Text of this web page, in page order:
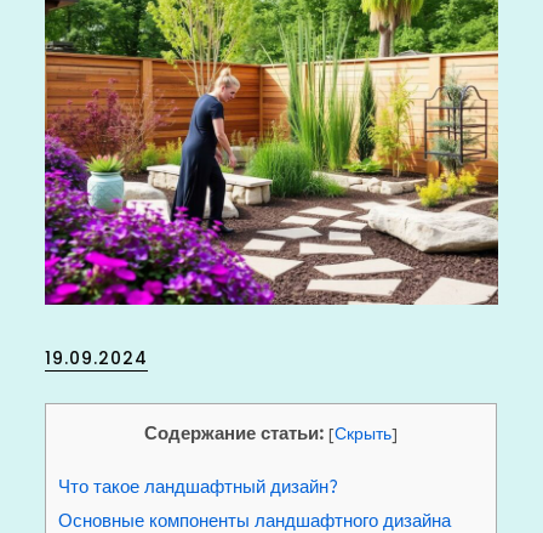
Posted
19.09.2024
Содержание статьи: [Скрыть]
Что такое ландшафтный дизайн?
Основные компоненты ландшафтного дизайна